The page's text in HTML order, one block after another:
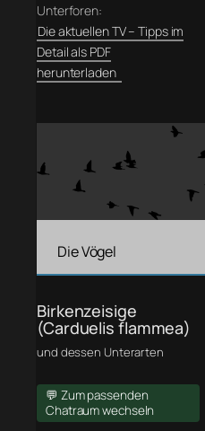
Unterforen:
Die aktuellen TV – Tipps im
Detail als PDF
herunterladen
Die Vögel
Birkenzeisige
(Carduelis flammea)
und dessen Unterarten
💬 Zum passenden
Chatraum wechseln